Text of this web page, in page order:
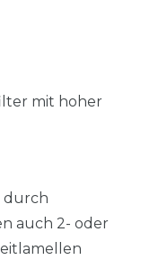
mit hoher
durch
auch 2- oder